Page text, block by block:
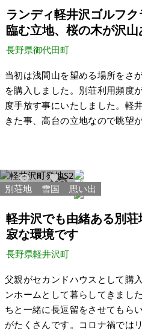
ト保たれます。管理費は任意契約です。 【物件概
み 場所：長野県軽井沢
ランディ軽井沢ゴルフ
臨む立地、桜の木が沢
長野県御代田町
当初は浅間山を望める場所をさ
を購入しました。別荘利用頻度
度手放す事にいたしました。軽
きた事、高台の立地なので眺望
た事が利点と言えます。別荘な
っています。良い方とのご縁が
は築32年、2LDKの平屋建でナシ
ます。 周辺にはゴルフ場や温泉、スキー場もあります。建物が
道路より上に建っている為プライ
63304 570
別荘地 雪国 思い出
軽井沢でも由緒ある別
寂な環境です
長野県軽井沢町
父親がセカンドハウスとして購
ンホームとして暮らしてきまし
ちと一緒に長逗留をさせてもら
がたくさんです。コロナ禍では